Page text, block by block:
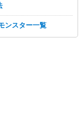
ンスター一覧